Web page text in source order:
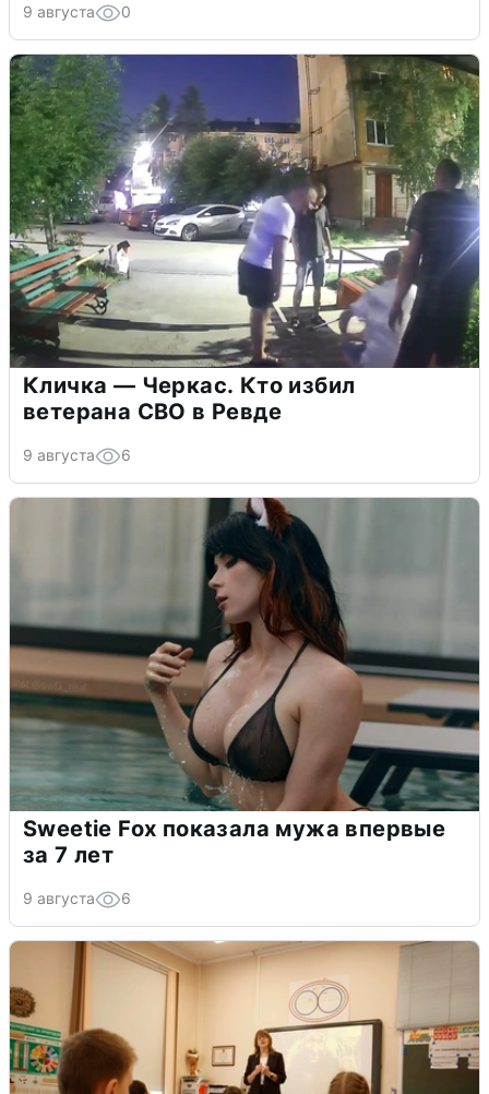
9 августа 0
Кличка — Черкас. Кто избил
ветерана СВО в Ревде
9 августа 6
Sweetie Fox показала мужа впервые
за 7 лет
9 августа 6